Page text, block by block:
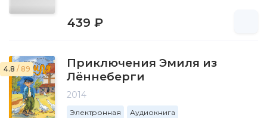
439 ₽
4.8 / 89
Приключения Эмиля из
Лённеберги
2014
Электронная Аудиокнига